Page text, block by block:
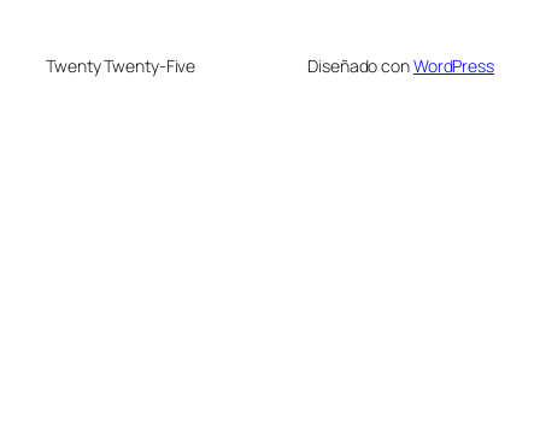
Twenty Twenty-Five Diseñado conWordPress